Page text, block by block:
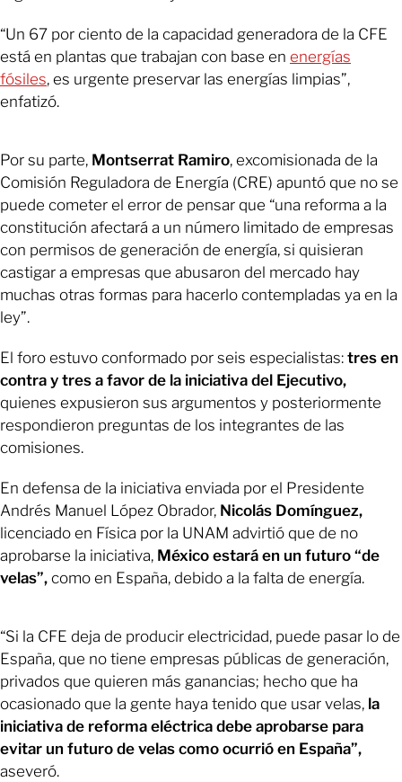
“Un 67 por ciento de la capacidad generadora de la CFE
está en plantas que trabajan con base en energías
fósiles, es urgente preservar las energías limpias”,
enfatizó.
Por su parte, Montserrat Ramiro, excomisionada de la
Comisión Reguladora de Energía (CRE) apuntó que no se
puede cometer el error de pensar que “una reforma a la
constitución afectará a un número limitado de empresas
con permisos de generación de energía, si quisieran
castigar a empresas que abusaron del mercado hay
muchas otras formas para hacerlo contempladas ya en la
ley”.
El foro estuvo conformado por seis especialistas: tres en
contra y tres a favor de la iniciativa del Ejecutivo,
quienes expusieron sus argumentos y posteriormente
respondieron preguntas de los integrantes de las
comisiones.
En defensa de la iniciativa enviada por el Presidente
Andrés Manuel López Obrador, Nicolás Domínguez,
licenciado en Física por la UNAM advirtió que de no
aprobarse la iniciativa, México estará en un futuro “de
velas”, como en España, debido a la falta de energía.
“Si la CFE deja de producir electricidad, puede pasar lo de
España, que no tiene empresas públicas de generación,
privados que quieren más ganancias; hecho que ha
ocasionado que la gente haya tenido que usar velas, la
iniciativa de reforma eléctrica debe aprobarse para
evitar un futuro de velas como ocurrió en España”,
aseveró.